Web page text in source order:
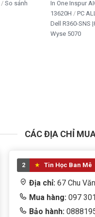
So sánh
In One Inspur
13620H
PC
Dell R360-SNS
Wyse 5070
CÁC ĐỊA CHỈ
2 Tin Học Ban Mê
Địa chỉ: 67 Chu
Mua hàng: 097
Bảo hành: